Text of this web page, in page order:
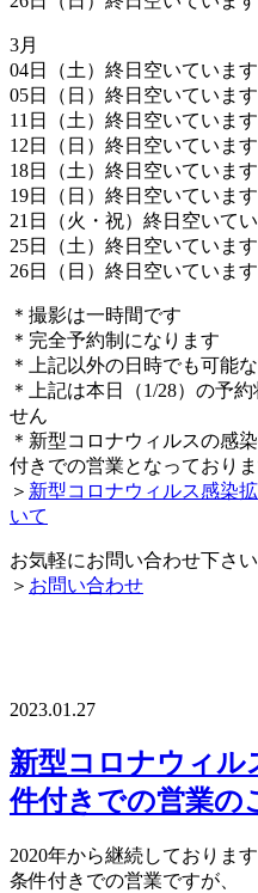
3月
04日（土）終日空いています
05日（日）終日空いています
11日（土）終日空いています
12日（日）終日空いています
18日（土）終日空いています
19日（日）終日空いています
21日（火・祝）終日空いて
25日（土）終日空いています
26日（日）終日空いています
＊撮影は一時間です
＊完全予約制になります
＊上記以外の日時でも可能
＊上記は本日（1/28）の予
せん
＊新型コロナウィルスの感
付きでの営業となっており
＞ 新型コロナウィルス感染
いて
お気軽にお問い合わせ下さい
＞ お問い合わせ
2023.01.27
新型コロナウィル
件付きでの営業の
2020年から継続しております
条件付きでの営業ですが、